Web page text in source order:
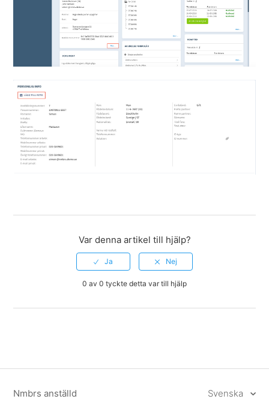
Var denna artikel till hjälp?
0 av 0 tyckte detta var till hjälp
Nmbrs anställd Svenska